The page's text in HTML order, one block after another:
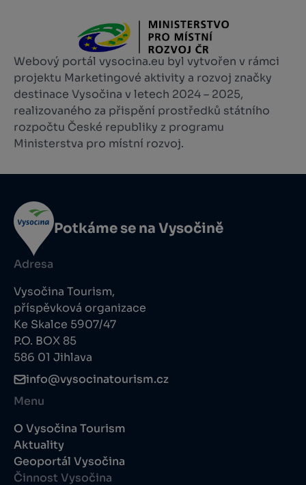
Webový portál vysocina.eu byl vytvořen v rámci
projektu Marketingové aktivity a rozvoj značky
destinace Vysočina v letech 2024 – 2025,
realizovaného za přispění prostředků státního
rozpočtu České republiky z programu
Ministerstva pro místní rozvoj.
Potkáme se na Vysočině
Adresa
Vysočina Tourism,
příspěvková organizace
Ke Skalce 5907/47
P.O. BOX 85
586 01 Jihlava
info@vysocinatourism.cz
Menu
O Vysočina Tourism
Aktuality
Geoportál Vysočina
Činnost Vysočina